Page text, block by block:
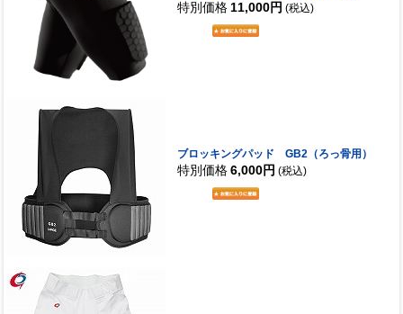
特別価格 11,000円 (税込)
ブロッキングパッド GB2（ろっ骨用）
特別価格 6,000円 (税込)